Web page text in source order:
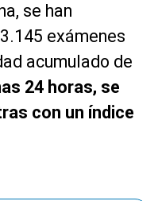
se han
exámenes
acumulado de
24 horas, se
con un índice